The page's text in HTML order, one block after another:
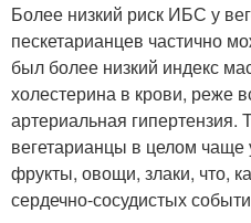
Более низкий риск ИБС у
пескетарианцев частично
был более низкий индекс
холестерина в крови, реже
артериальная гипертензия.
вегетарианцы в целом
фрукты, овощи, злаки, что,
сердечно-сосудистых